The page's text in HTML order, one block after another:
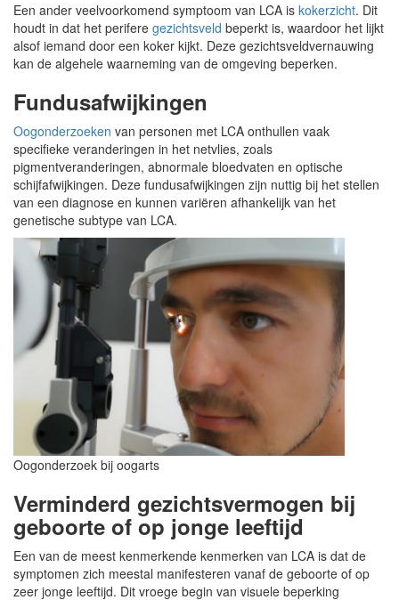
Een ander veelvoorkomend symptoom van LCA is kokerzicht. Dit
houdt in dat het perifere gezichtsveld beperkt is, waardoor het lijkt
alsof iemand door een koker kijkt. Deze gezichtsveldvernauwing
kan de algehele waarneming van de omgeving beperken.
Fundusafwijkingen
Oogonderzoeken van personen met LCA onthullen vaak
specifieke veranderingen in het netvlies, zoals
pigmentveranderingen, abnormale bloedvaten en optische
schijfafwijkingen. Deze fundusafwijkingen zijn nuttig bij het stellen
van een diagnose en kunnen variëren afhankelijk van het
genetische subtype van LCA.
Oogonderzoek bij oogarts
Verminderd gezichtsvermogen bij
geboorte of op jonge leeftijd
Een van de meest kenmerkende kenmerken van LCA is dat de
symptomen zich meestal manifesteren vanaf de geboorte of op
zeer jonge leeftijd. Dit vroege begin van visuele beperking